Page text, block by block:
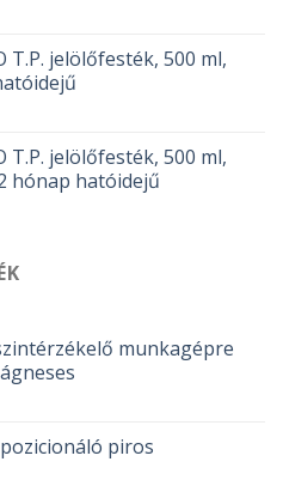
T.P. jelölőfesték, 500 ml,
T.P. jelölőfesték, 500 ml,
hónap hatóidejű
munkagépre
piros